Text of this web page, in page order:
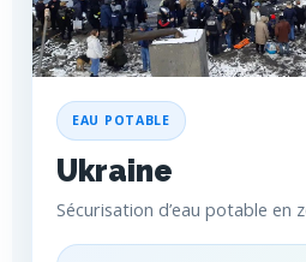
EAU POTABLE
Ukraine
Sécurisation d’eau potable en